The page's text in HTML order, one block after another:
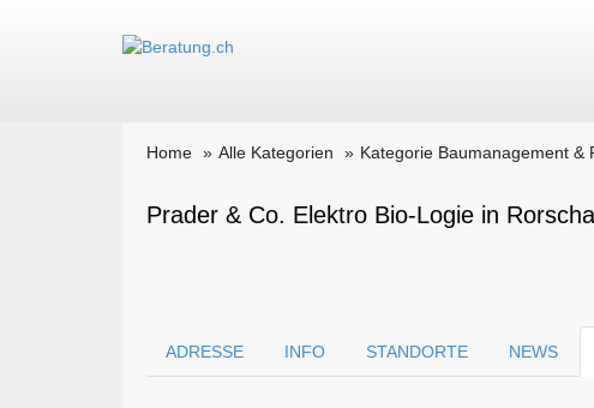
Home Alle Kategorien Kategorie Baumanagement &
Prader & Co. Elektro Bio-Logie in
ADRESSE INFO STANDORTE NEWS